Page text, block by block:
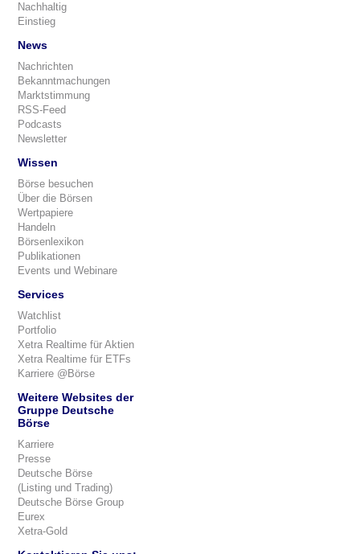
Nachhaltig
Einstieg
News
Nachrichten
Bekanntmachungen
Marktstimmung
RSS-Feed
Podcasts
Newsletter
Wissen
Börse besuchen
Über die Börsen
Wertpapiere
Handeln
Börsenlexikon
Publikationen
Events und Webinare
Services
Watchlist
Portfolio
Xetra Realtime für Aktien
Xetra Realtime für ETFs
Karriere @Börse
Weitere Websites der
Gruppe Deutsche
Börse
Karriere
Presse
Deutsche Börse
(Listing und Trading)
Deutsche Börse Group
Eurex
Xetra-Gold